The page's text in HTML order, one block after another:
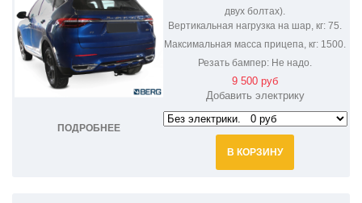
ПОДРОБНЕЕ
двух болтах).
Вертикальная нагрузка на шар, кг: 75.
Максимальная масса прицепа, кг: 1500.
Резать бампер: Не надо.
9 500 руб
Добавить электрику
В КОРЗИНУ